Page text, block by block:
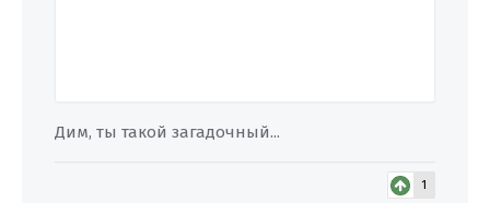
Дим, ты такой загадочный...
1